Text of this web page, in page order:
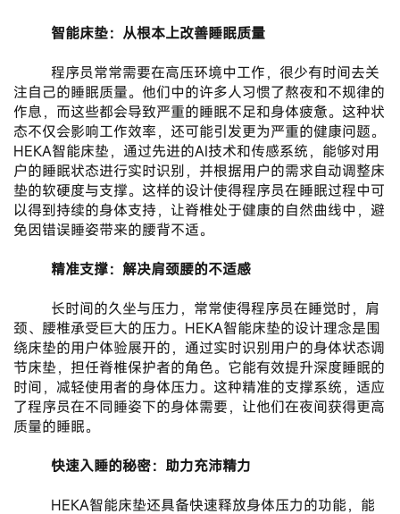
       智能床垫：从根本上改善睡眠质量
注自己的睡眠质量。他们中的许多人习惯了熬夜和不规律的
作息，而这些都会导致严重的睡眠不足和身体疲惫。这种状
态不仅会影响工作效率，还可能引发更为严重的健康问题。
HEKA智能床垫，通过先进的AI技术和传感系统，能够对用
户的睡眠状态进行实时识别，并根据用户的需求自动调整床
垫的软硬度与支撑。这样的设计使得程序员在睡眠过程中可
以得到持续的身体支持，让脊椎处于健康的自然曲线中，避
免因错误睡姿带来的腰背不适。
       精准支撑：解决肩颈腰的不适感
颈、腰椎承受巨大的压力。HEKA智能床垫的设计理念是围
绕床垫的用户体验展开的，通过实时识别用户的身体状态调
节床垫，担任脊椎保护者的角色。它能有效提升深度睡眠的
时间，减轻使用者的身体压力。这种精准的支撑系统，适应
了程序员在不同睡姿下的身体需要，让他们在夜间获得更高
质量的睡眠。
       快速入睡的秘密：助力充沛精力